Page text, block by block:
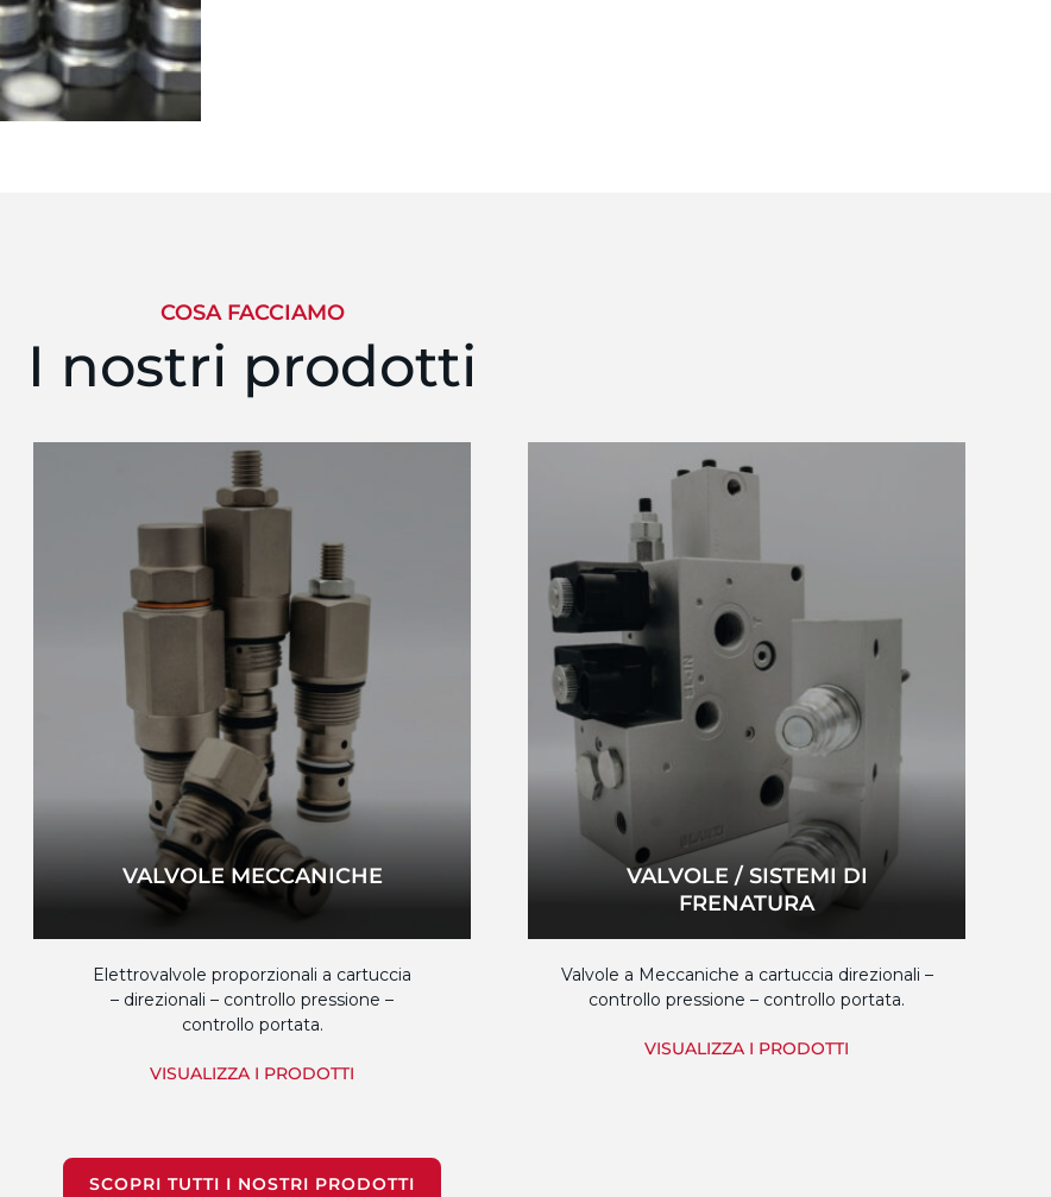
COSA FACCIAMO
I nostri prodotti
VALVOLE MECCANICHE
Elettrovalvole proporzionali a cartuccia
– direzionali – controllo pressione –
controllo portata.
VISUALIZZA I PRODOTTI
VALVOLE / SISTEMI DI
FRENATURA
Valvole a Meccaniche a cartuccia direzionali –
controllo pressione – controllo portata.
VISUALIZZA I PRODOTTI
SCOPRI TUTTI I NOSTRI PRODOTTI